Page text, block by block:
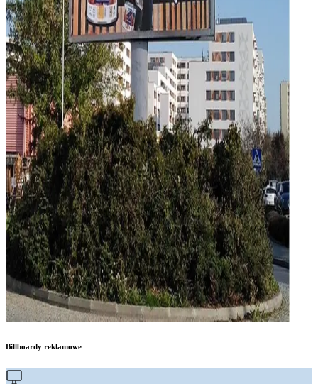
Billboardy reklamowe